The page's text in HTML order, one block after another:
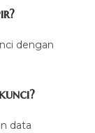
dengan
data